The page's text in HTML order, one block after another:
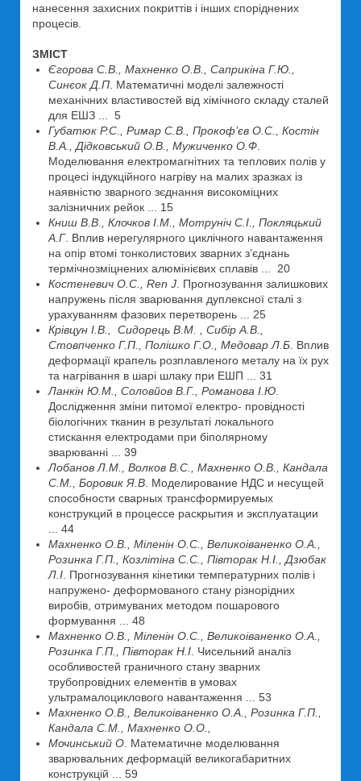
нанесення захисних покриттів і інших споріднених
процесів.
ЗМІСТ
Єгорова С.В., Махненко О.В., Саприкіна Г.Ю.,
Синєок Д.П . Математичні моделі залежності
механічних властивостей від хімічного складу сталей
для ЕШЗ ... 5
Губатюк Р.С., Римар С.В., Прокоф’єв О.С., Костін
В.А., Дідковський О.В., Мужиченко О.Ф
Моделювання електромагнітних та теплових полів у
процесі індукційного нагріву на малих зразках із
наявністю зварного зєднання високоміцних
залізничних рейок ... 15
Книш В.В., Клочков І.М., Мотруніч С.І., Покляцький
А.Г. Вплив нерегулярного циклічного навантаження
на опір втомі тонколистових зварних з’єднань
термічнозміцнених алюмінієвих сплавів ... 20
Костеневич О.С., Ren J . Прогнозування залишкових
напружень після зварювання дуплексної сталі з
урахуванням фазових перетворень ... 25
Крівцун І.В., Сидорець В.М. , Сибір А.В.,
Стовпченко Г.П., Полішко Г.О., Медовар Л.Б . Вплив
деформації крапель розплавленого металу на їх рух
та нагрівання в шарі шлаку при ЕШП ... 31
Ланкін Ю.М., Соловйов В.Г., Романова І.Ю
Дослідження зміни питомої електро- провідності
біологічних тканин в результаті локального
стискання електродами при біполярному
зварюванні ... 39
Лобанов Л.М., Волков В.С., Махненко О.В., Кандала
С.М., Боровик Я.В . Моделирование НДС и несущей
способности сварных трансформируемых
конструкций в процессе раскрытия и эксплуатации
... 44
Махненко О.В., Міленін О.С., Великоіваненко О.А.,
Розинка Г.П., Козлітіна С.С., Півторак Н.І., Дзюбак
Л.І . Прогнозування кінетики температурних полів і
напружено- деформованого стану різнорідних
виробів, отримуваних методом пошарового
формування ... 48
Махненко О.В., Міленін О.С., Великоіваненко О.А.,
Розинка Г.П., Півторак Н.І . Чисельний аналіз
особливостей граничного стану зварних
трубопровідних елементів в умовах
ультрамалоциклового навантаження ... 53
Махненко О.В., Великоіваненко О.А., Розинка Г.П.,
Кандала С.М., Махненко О.О.,
Мочинський О . Математичне моделювання
зварювальних деформацій великогабаритних
конструкцій ... 59